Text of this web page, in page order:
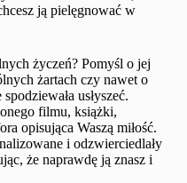
ją pielęgnować w
życzeń? Pomyśl o jej
żartach czy nawet o
usłyszeć.
filmu, książki,
opisująca Waszą miłość.
i odzwierciedlały
że naprawdę ją znasz i